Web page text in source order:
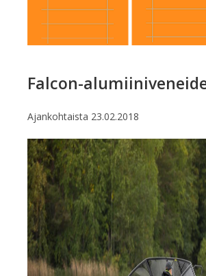
Falcon-
Ajankohtaista 23.02.2018